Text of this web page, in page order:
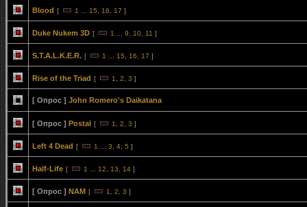
Blood [ 1 15 16 17 ]
Duke Nukem 3D [ 1 9 10 11 ]
S.T.A.L.K.E.R. [ 1 15 16 17 ]
Rise of the Triad [ 1 2 3 ]
[ Опрос ] John Romero's Daikatana
[ Опрос ] Postal [ 1 2 3 ]
Left 4 Dead [ 1 3 4 5 ]
Half-Life [ 1 12 13 14 ]
[ Опрос ] NAM [ 1 2 3 ]